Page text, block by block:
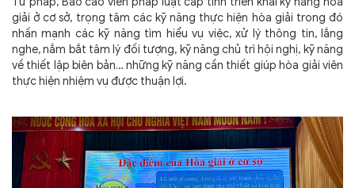
giải ở cơ sở, trọng tâm các kỹ năng thực hiện hòa giải trong đó
nhấn mạnh các kỹ năng tìm hiểu vụ việc, xử lý thông tin, lắng
nghe, nắm bắt tâm lý đối tượng, kỹ năng chủ trì hội nghị, kỹ năng
về thiết lập biên bản… những kỹ năng cần thiết giúp hòa giải viên
thực hiện nhiệm vụ được thuận lợi.